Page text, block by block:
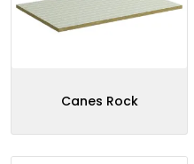
Canes Rock
Outlet
Kontakt oss